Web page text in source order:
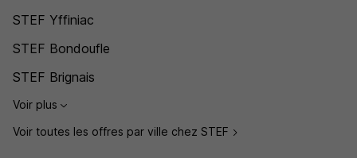
STEF Yffiniac
STEF Bondoufle
STEF Brignais
Voir plus
Voir toutes les offres par ville chez STEF